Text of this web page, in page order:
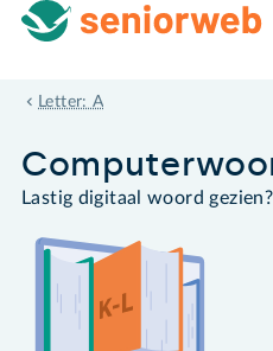
Letter: A
anker
Lastig digitaal woord